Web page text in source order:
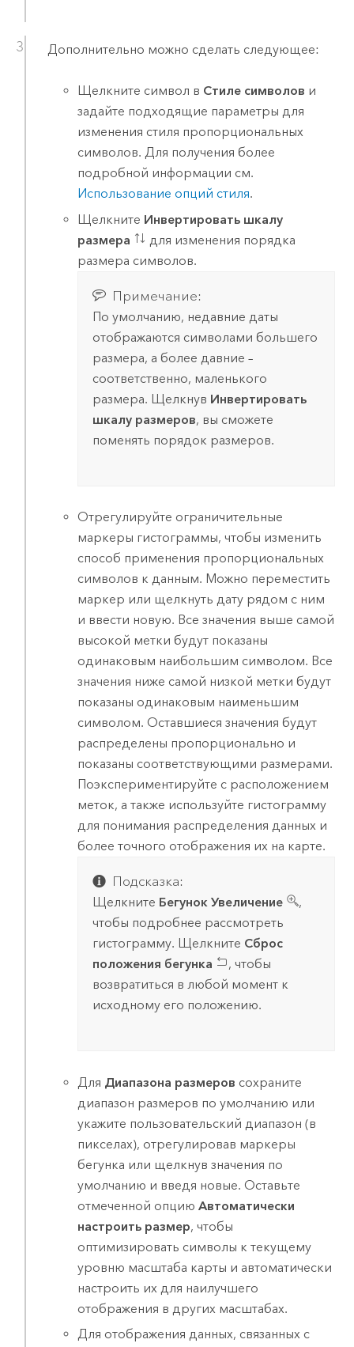
Дополнительно можно сделать следующее:
Щелкните символ в Стиле символов и
задайте подходящие параметры для
изменения стиля пропорциональных
символов. Для получения более
подробной информации см.
Использование опций стиля.
Щелкните Инвертировать шкалу
размера
для изменения порядка
размера символов.
Примечание:
По умолчанию, недавние даты
отображаются символами большего
размера, а более давние –
соответственно, маленького
размера. Щелкнув Инвертировать
шкалу размеров, вы сможете
поменять порядок размеров.
Отрегулируйте ограничительные
маркеры гистограммы, чтобы изменить
способ применения пропорциональных
символов к данным. Можно переместить
маркер или щелкнуть дату рядом с ним
и ввести новую. Все значения выше самой
высокой метки будут показаны
одинаковым наибольшим символом. Все
значения ниже самой низкой метки будут
показаны одинаковым наименьшим
символом. Оставшиеся значения будут
распределены пропорционально и
показаны соответствующими размерами.
Поэкспериментируйте с расположением
меток, а также используйте гистограмму
для понимания распределения данных и
более точного отображения их на карте.
Подсказка:
Щелкните Бегунок Увеличение
,
чтобы подробнее рассмотреть
гистограмму. Щелкните Сброс
положения бегунка
, чтобы
возвратиться в любой момент к
исходному его положению.
Для Диапазона размеров сохраните
диапазон размеров по умолчанию или
укажите пользовательский диапазон (в
пикселах), отрегулировав маркеры
бегунка или щелкнув значения по
умолчанию и введя новые. Оставьте
отмеченной опциюАвтоматически
настроить размер, чтобы
оптимизировать символы к текущему
уровню масштаба карты и автоматически
настроить их для наилучшего
отображения в других масштабах.
Для отображения данных, связанных с